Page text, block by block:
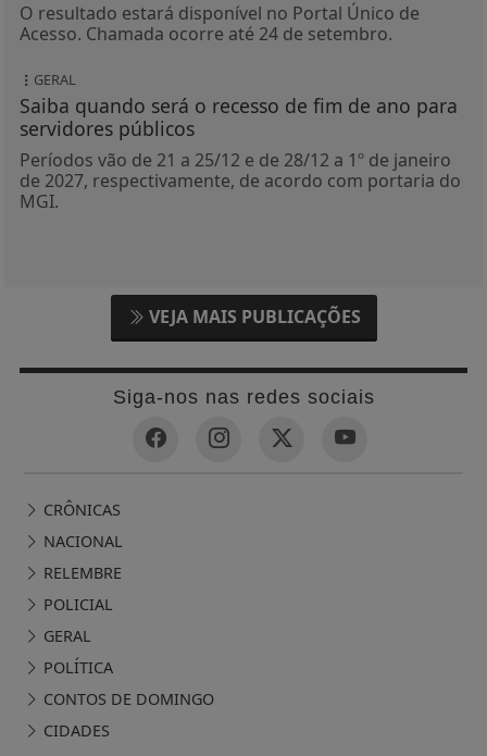
O resultado estará disponível no Portal Único de
Acesso. Chamada ocorre até 24 de setembro.
GERAL
Saiba quando será o recesso de fim de ano para
servidores públicos
Períodos vão de 21 a 25/12 e de 28/12 a 1º de janeiro
de 2027, respectivamente, de acordo com portaria do
MGI.
VEJA MAIS PUBLICAÇÕES
Siga-nos nas redes sociais
CRÔNICAS
NACIONAL
RELEMBRE
POLICIAL
GERAL
POLÍTICA
CONTOS DE DOMINGO
CIDADES